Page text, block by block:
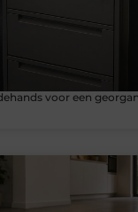
voor een